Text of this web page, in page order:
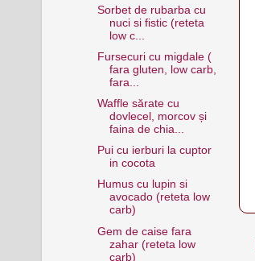
Sorbet de rubarba cu
nuci si fistic (reteta
low c...
Fursecuri cu migdale (
fara gluten, low carb,
fara...
Waffle sărate cu
dovlecel, morcov și
faina de chia...
Pui cu ierburi la cuptor
in cocota
Humus cu lupin si
avocado (reteta low
carb)
Gem de caise fara
zahar (reteta low
carb)